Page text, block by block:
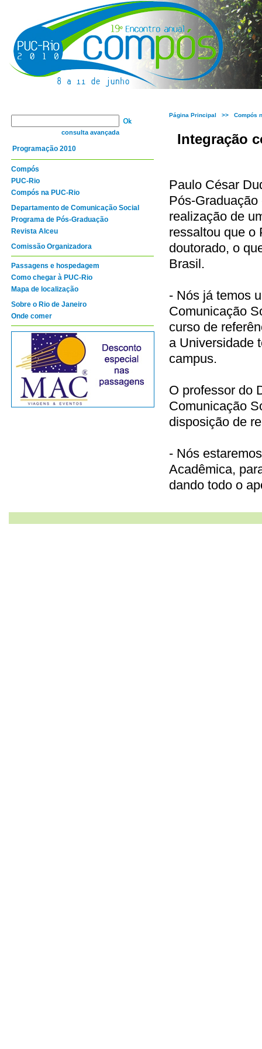
consulta avançada
Programação 2010
Compós
PUC-Rio
Compós na PUC-Rio
Departamento de Comunicação Social
Programa de Pós-Graduação
Revista Alceu
Comissão Organizadora
Passagens e hospedagem
Como chegar à PUC-Rio
Mapa de localização
Sobre o Rio de Janeiro
Onde comer
Página Principal >> Compós
Integração
Paulo César
Pós-
realização de
ressaltou que o
doutorado, o
Brasil.
- Nós já temos
Comunicação
curso de
a Universidade
campus.
O professor do
Comunicação
disposição de
- Nós
Acadêmica,
dando todo o